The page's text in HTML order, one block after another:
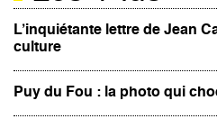
L’inquiétante lettre de Jean
culture
Puy du Fou : la photo qui